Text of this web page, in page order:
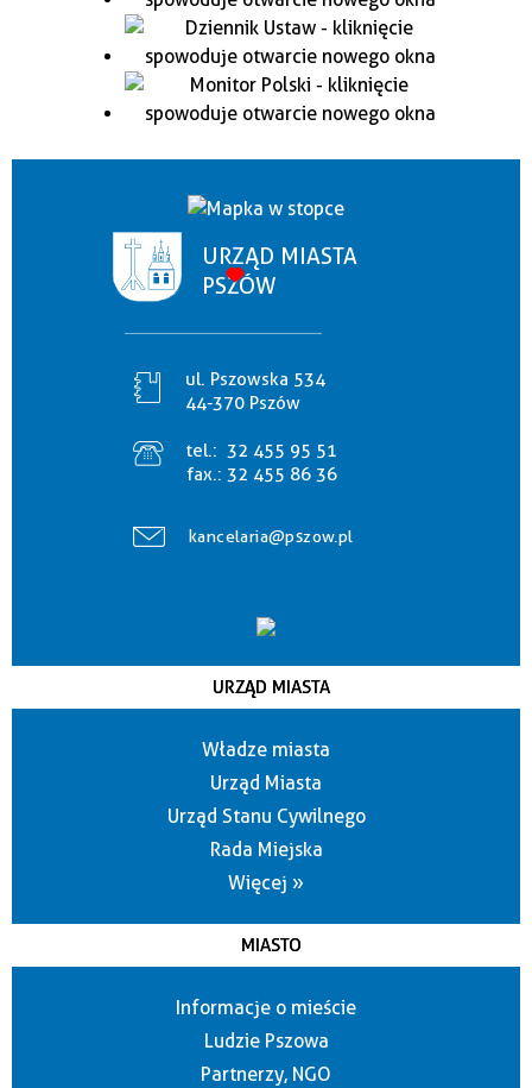
URZĄD MIASTA
PSZÓW
ul. Pszowska 534
44-370 Pszów
tel.: 32 455 95 51
fax.: 32 455 86 36
kancelaria@pszow.pl
URZĄD MIASTA
Władze miasta
Urząd Miasta
Urząd Stanu Cywilnego
Rada Miejska
Więcej »
MIASTO
Informacje o mieście
Ludzie Pszowa
Partnerzy, NGO